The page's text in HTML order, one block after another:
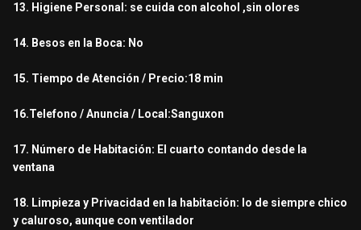
13. Higiene Personal: se cuida con alcohol ,sin olores
14. Besos en la Boca: No
15. Tiempo de Atención / Precio:18 min
16.Telefono / Anuncia / Local:Sanguxon
17. Número de Habitación: El cuarto contando desde la
ventana
18. Limpieza y Privacidad en la habitación: lo de siempre chico
y caluroso, aunque con ventilador